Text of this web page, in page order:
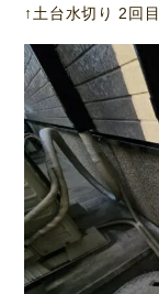
↑土台水切り 2回